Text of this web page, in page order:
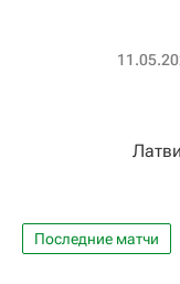
Последние матчи